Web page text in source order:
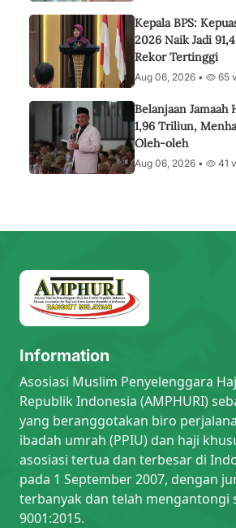
Kepala BPS:
2026 Naik Jadi
Rekor Tertinggi
Aug 06, 2026 • 65
Belanjaan Jamaah
1,96 Triliun,
Oleh-oleh
Aug 06, 2026 • 41
Information
Asosiasi Muslim Penyelenggara
Republik Indonesia (AMPHURI)
yang beranggotakan biro
ibadah umrah (PPIU) dan haji
asosiasi tertua dan terbesar di
pada 1 September 2007, dengan
terbanyak dan telah mengantongi
9001:2015.